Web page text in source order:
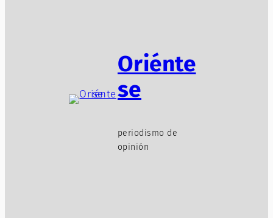
Oriénte
se
periodismo de
opinión